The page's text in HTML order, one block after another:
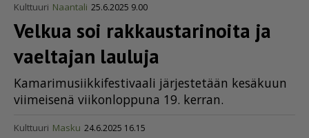
Kulttuuri Naantali 25.6.2025 9.00
Velkua soi rakkaus­ta­ri­noita ja
vaeltajan lauluja
Ka­ma­ri­mu­siik­ki­fes­ti­vaa­li jär­jes­te­tään ke­sä­kuun
vii­mei­se­nä vii­kon­lop­pu­na 19. ker­ran.
Kulttuuri Masku 24.6.2025 16.15